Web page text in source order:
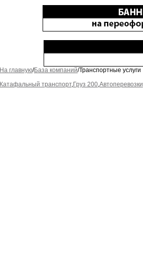
На главную/База компаний/Транспортные услуги
Катафальный транспорт,Груз 200,Автоперевозки